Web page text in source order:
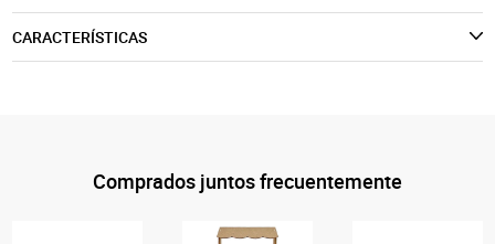
CARACTERÍSTICAS
Comprados juntos frecuentemente